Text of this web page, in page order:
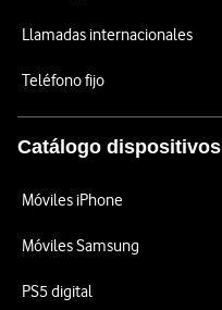
Llamadas internacionales
Teléfono fijo
Catálogo dispositivos
Móviles iPhone
Móviles Samsung
PS5 digital